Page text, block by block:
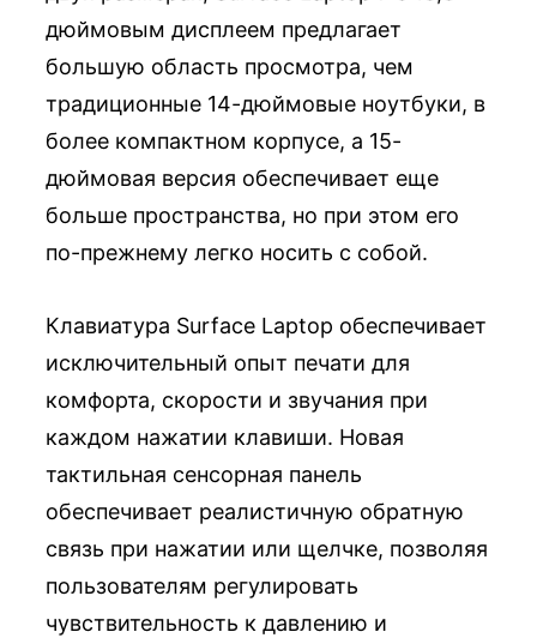
дюймовым дисплеем предлагает
большую область просмотра, чем
традиционные 14-дюймовые ноутбуки, в
более компактном корпусе, а 15-
дюймовая версия обеспечивает еще
больше пространства, но при этом его
по-прежнему легко носить с собой.
Клавиатура Surface Laptop обеспечивает
исключительный опыт печати для
комфорта, скорости и звучания при
каждом нажатии клавиши. Новая
тактильная сенсорная панель
обеспечивает реалистичную обратную
связь при нажатии или щелчке, позволяя
пользователям регулировать
чувствительность к давлению и